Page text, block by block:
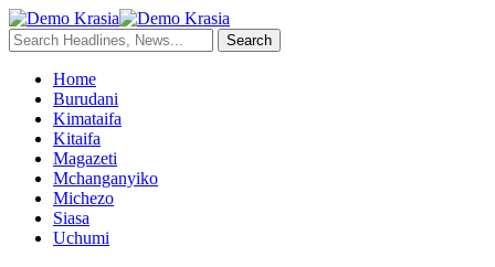
Home
Burudani
Kimataifa
Kitaifa
Magazeti
Mchanganyiko
Michezo
Siasa
Uchumi